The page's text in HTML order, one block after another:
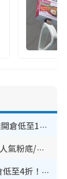
開倉優惠 | 尖沙咀海港城名牌波鞋開倉低至1折！On鞋$899起／Joy&Peace鞋履$98起
CHANEL美妝限時減價低至3折！人氣粉底/唇膏/精華液低至$275！COCO香水都有平
開倉優惠｜尖沙咀名牌行李箱開倉低至4折！一連5日 American Tourister/ace./Hallmark $200起！